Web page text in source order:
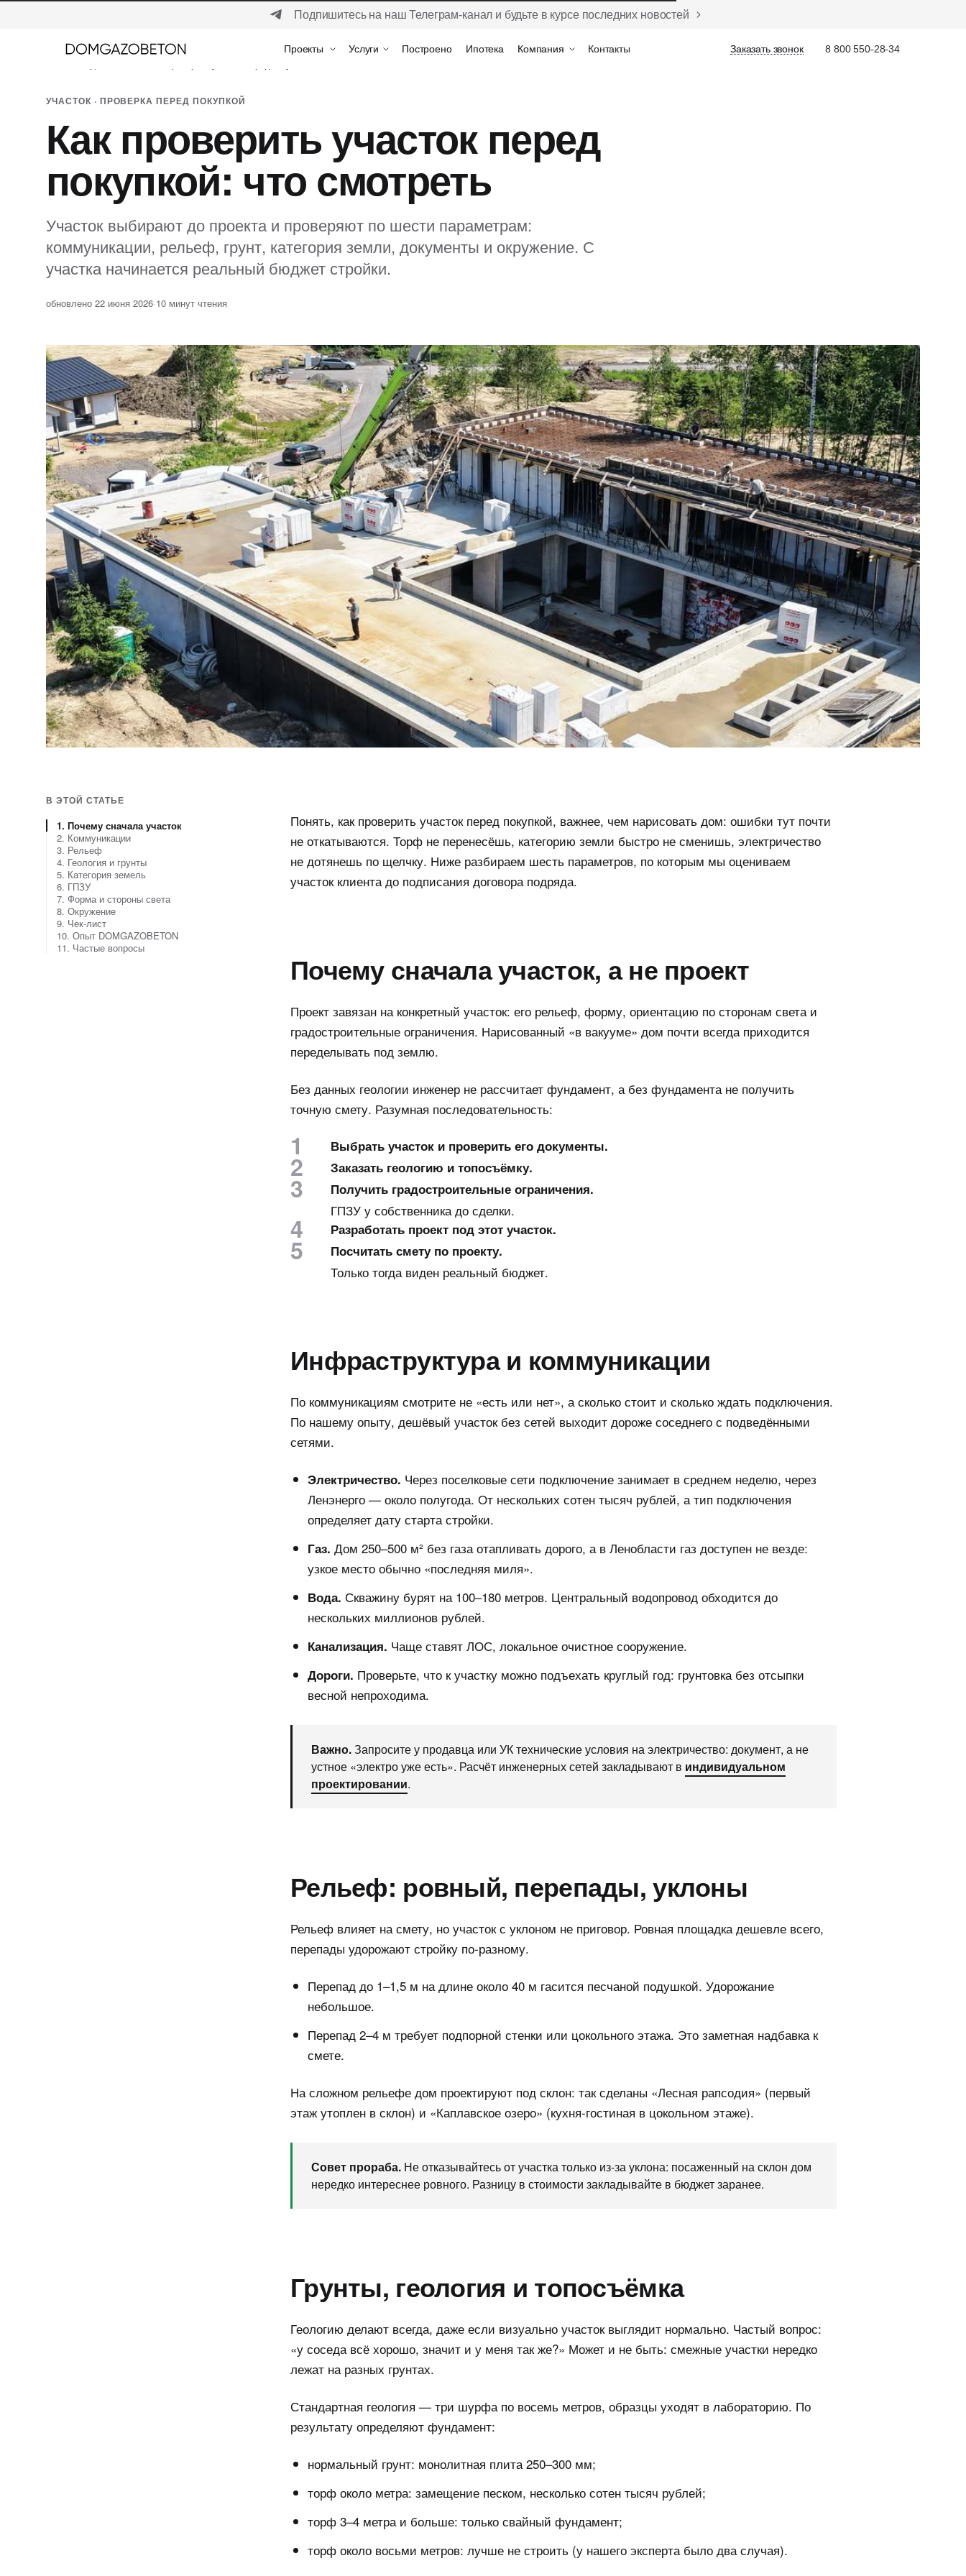
Подпишитесь на наш Телеграм-канал и будьте в курсе последних новостей
Проекты
Проекты Услуги
Услуги Компания
Компания
Построено
Построено Ипотека
Ипотека Контакты
Контакты 8 800 550-28-34
Заказать звонок
Заказать звонок
УЧАСТОК · ПРОВЕРКА ПЕРЕД ПОКУПКОЙ
Как проверить участок перед
покупкой: что смотреть
Участок выбирают до проекта и проверяют по шести параметрам:
коммуникации, рельеф, грунт, категория земли, документы и окружение. С
участка начинается реальный бюджет стройки.
обновлено 22 июня 2026·10 минут чтения
В ЭТОЙ СТАТЬЕ
1. Почему сначала участок
2. Коммуникации
3. Рельеф
4. Геология и грунты
5. Категория земель
6. ГПЗУ
7. Форма и стороны света
8. Окружение
9. Чек-лист
10. Опыт DOMGAZOBETON
11. Частые вопросы
Понять, как проверить участок перед покупкой, важнее, чем нарисовать дом: ошибки тут почти
не откатываются. Торф не перенесёшь, категорию земли быстро не сменишь, электричество
не дотянешь по щелчку. Ниже разбираем шесть параметров, по которым мы оцениваем
участок клиента до подписания договора подряда.
Почему сначала участок, а не проект
Проект завязан на конкретный участок: его рельеф, форму, ориентацию по сторонам света и
градостроительные ограничения. Нарисованный «в вакууме» дом почти всегда приходится
переделывать под землю.
Без данных геологии инженер не рассчитает фундамент, а без фундамента не получить
точную смету. Разумная последовательность:
Выбрать участок и проверить его документы.
Заказать геологию и топосъёмку.
Получить градостроительные ограничения.
ГПЗУ у собственника до сделки.
Разработать проект под этот участок.
Посчитать смету по проекту.
Только тогда виден реальный бюджет.
Инфраструктура и коммуникации
По коммуникациям смотрите не «есть или нет», а сколько стоит и сколько ждать подключения.
По нашему опыту, дешёвый участок без сетей выходит дороже соседнего с подведёнными
сетями.
Электричество. Через поселковые сети подключение занимает в среднем неделю, через
Ленэнерго — около полугода. От нескольких сотен тысяч рублей, а тип подключения
определяет дату старта стройки.
Газ. Дом 250–500 м² без газа отапливать дорого, а в Ленобласти газ доступен не везде:
узкое место обычно «последняя миля».
Вода. Скважину бурят на 100–180 метров. Центральный водопровод обходится до
нескольких миллионов рублей.
Канализация. Чаще ставят ЛОС, локальное очистное сооружение.
Дороги. Проверьте, что к участку можно подъехать круглый год: грунтовка без отсыпки
весной непроходима.
Важно.Запросите у продавца или УК технические условия на электричество: документ, а не
устное «электро уже есть». Расчёт инженерных сетей закладывают в индивидуальном
проектировании.
Рельеф: ровный, перепады, уклоны
Рельеф влияет на смету, но участок с уклоном не приговор. Ровная площадка дешевле всего,
перепады удорожают стройку по-разному.
Перепад до 1–1,5 м на длине около 40 м гасится песчаной подушкой. Удорожание
небольшое.
Перепад 2–4 м требует подпорной стенки или цокольного этажа. Это заметная надбавка к
смете.
На сложном рельефе дом проектируют под склон: так сделаны «Лесная рапсодия» (первый
этаж утоплен в склон) и «Каплавское озеро» (кухня-гостиная в цокольном этаже).
Совет прораба. Не отказывайтесь от участка только из-за уклона: посаженный на склон дом
нередко интереснее ровного. Разницу в стоимости закладывайте в бюджет заранее.
Грунты, геология и топосъёмка
Геологию делают всегда, даже если визуально участок выглядит нормально. Частый вопрос:
«у соседа всё хорошо, значит и у меня так же?» Может и не быть: смежные участки нередко
лежат на разных грунтах.
Стандартная геология — три шурфа по восемь метров, образцы уходят в лабораторию. По
результату определяют фундамент:
нормальный грунт: монолитная плита 250–300 мм;
торф около метра: замещение песком, несколько сотен тысяч рублей;
торф 3–4 метра и больше: только свайный фундамент;
торф около восьми метров: лучше не строить (у нашего эксперта было два случая).